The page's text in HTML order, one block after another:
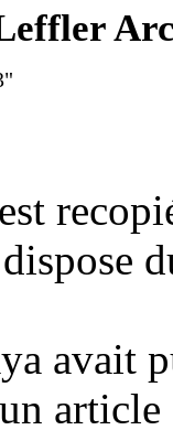
avait
un article